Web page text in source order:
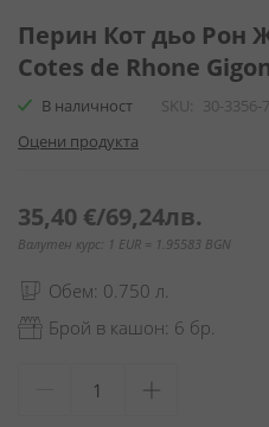
към
началото
на
галерия
снимки
Перин Кот дьо Рон
Cotes de Rhone
В наличност SKU
30-3356-
Оцени продукта
35,40 €/69,24лв.
Валутен курс: 1 EUR = 1.95583 BGN
Обем: 0.750 л.
Брой в кашон: 6 бр.